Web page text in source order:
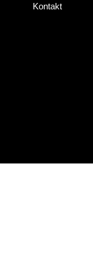
Kontakt